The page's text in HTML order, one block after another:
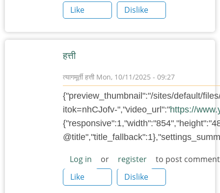
Like Dislike
हत्ती
त्यागमूर्ती हत्ती Mon, 10/11/2025 - 09:27
{"preview_thumbnail":"/sites/default/
itok=nhCJofv-","video_url":"https://
Log in or register
to post
Like
Dislike